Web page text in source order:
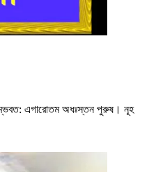
এগারোতম অধঃস্তন পুরুষ। নূহ